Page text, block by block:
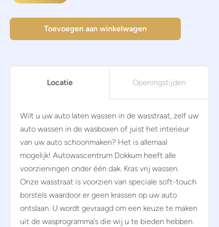
Toevoegen aan winkelwagen
Locatie Openingstijden
Wilt u uw auto laten wassen in de wasstraat, zelf uw
auto wassen in de wasboxen of juist het interieur
van uw auto schoonmaken? Het is allemaal
mogelijk! Autowascentrum Dokkum heeft alle
voorzieningen onder één dak. Kras vrij wassen.
Onze wasstraat is voorzien van speciale soft-touch
borstels waardoor er geen krassen op uw auto
ontslaan. U wordt gevraagd om een keuze te maken
uit de wasprogramma’s die wij u te bieden hebben.